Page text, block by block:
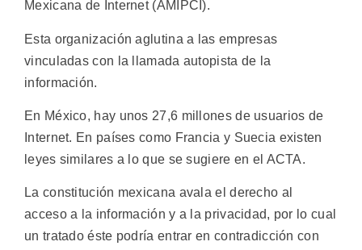
Mexicana de Internet (AMIPCI).
Esta organización aglutina a las empresas
vinculadas con la llamada autopista de la
información.
En México, hay unos 27,6 millones de usuarios de
Internet. En países como Francia y Suecia existen
leyes similares a lo que se sugiere en el ACTA.
La constitución mexicana avala el derecho al
acceso a la información y a la privacidad, por lo cual
un tratado éste podría entrar en contradicción con